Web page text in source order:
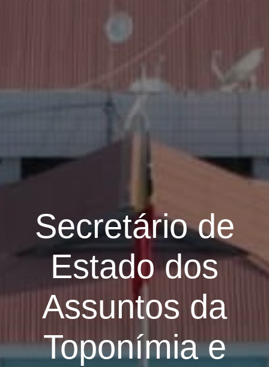
Secretário de
Estado dos
Assuntos da
Toponímia e